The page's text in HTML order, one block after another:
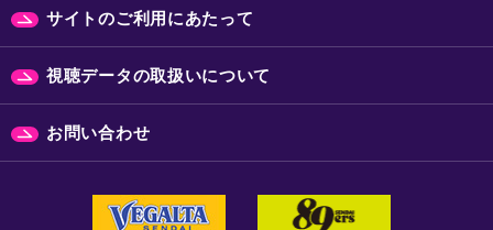
サイトのご利用にあたって
視聴データの取扱いについて
お問い合わせ